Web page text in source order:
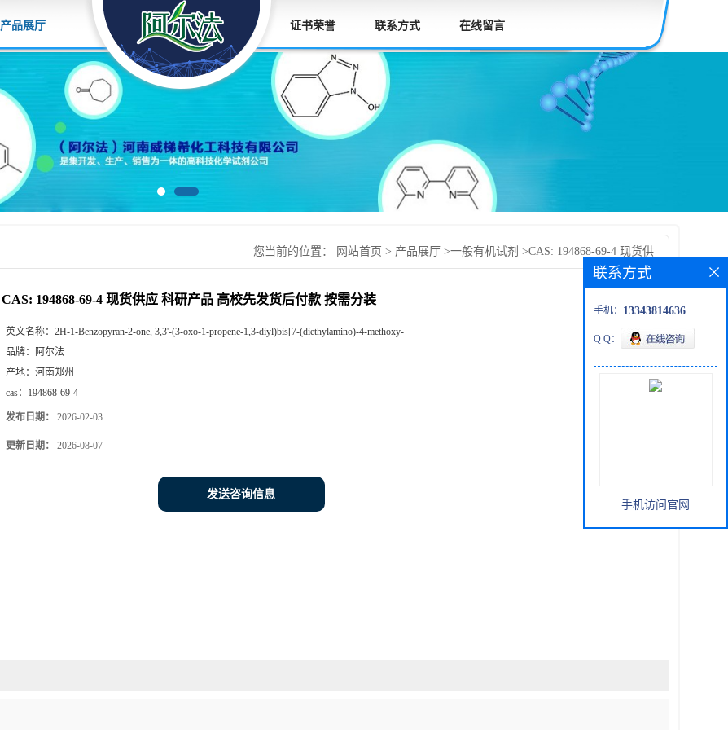
产品展厅 证书荣誉 联系方式 在线留言
您当前的位置： 网站首页 > 产品展厅 >一般有机试剂 >CAS: 194868-69-4 现货供
CAS: 194868-69-4 现货供应 科研产品 高校先发货后付款 按需分装
英文名称： 2H-1-Benzopyran-2-one, 3,3'-(3-oxo-1-propene-1,3-diyl)bis[7-(diethylamino)-4-methoxy-
品牌： 阿尔法
产地： 河南郑州
cas： 194868-69-4
发布日期： 2026-02-03
更新日期： 2026-08-07
发送咨询信息
联系方式
手机： 13343814636
Q Q：
手机访问官网